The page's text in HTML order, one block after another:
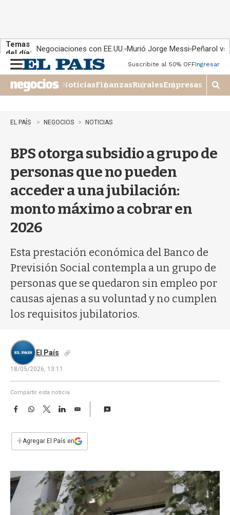
Temas
del día: Negociaciones con EE.UU. Murió Jorge Messi Peñarol
n
u
Suscribite al 50% OFFIngresar
NoticiasFinanzasRuralesEmpresas
M
o
r
b
EL PAÍS NEGOCIOS NOTICIAS
BPS otorga subsidio a grupo de
personas que no pueden
acceder a una jubilación:
monto máximo a cobrar en
2026
Esta prestación económica del Banco de
Previsión Social contempla a un grupo de
personas que se quedaron sin empleo por
causas ajenas a su voluntad y no cumplen
los requisitos jubilatorios.
El País
18/05/2026, 13:11
Compartir esta noticia
F
e
b
k
W
s
T
w
t
L
n
E
i
l
+Agregar El País en